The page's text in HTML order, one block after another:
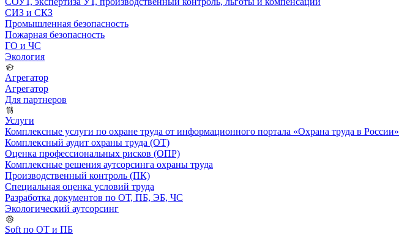
СИЗ и СКЗ
Промышленная безопасность
Пожарная безопасность
ГО и ЧС
Экология
Агрегатор
Агрегатор
Для партнеров
Услуги
Комплексные услуги по охране труда от информационного портала «Охрана труда в России»
Комплексный аудит охраны труда (ОТ)
Оценка профессиональных рисков (ОПР)
Комплексные решения аутсорсинга охраны труда
Производственный контроль (ПК)
Специальная оценка условий труда
Разработка документов по ОТ, ПБ, ЭБ, ЧС
Экологический аутсорсинг
Soft по ОТ и ПБ